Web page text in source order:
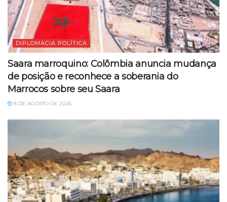
DIPLOMACIA POLÍTICA
Saara marroquino: Colômbia anuncia mudança
de posição e reconhece a soberania do
Marrocos sobre seu Saara
8 DE AGOSTO DE 2026